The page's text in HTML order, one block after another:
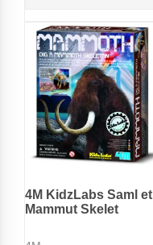
4M KidzLabs Saml et
Mammut Skelet